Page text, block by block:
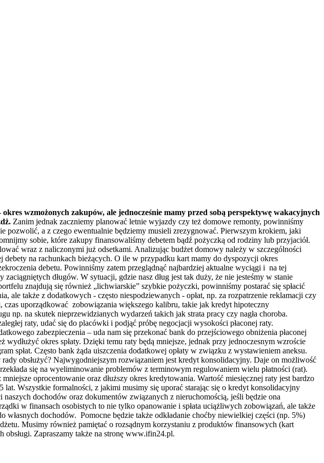
wzmożonych zakupów, ale jednocześnie mamy przed sobą perspektywę wakacyjnych
Zanim jednak zaczniemy planować letnie wyjazdy czy też domowe remonty, powinniśmy
a z czego ewentualnie będziemy musieli zrezygnować. Pierwszym krokiem, jaki
sobie, które zakupy finansowaliśmy debetem bądź pożyczką od rodziny lub przyjaciół.
wraz z naliczonymi już odsetkami. Analizując budżet domowy należy w szczególności
na rachunkach bieżących. O ile w przypadku kart mamy do dyspozycji okres
debetu. Powinniśmy zatem przeglądnąć najbardziej aktualne wyciągi i na tej
długów. W sytuacji, gdzie nasz dług jest tak duży, że nie jesteśmy w stanie
znajdują się również „lichwiarskie” szybkie pożyczki, powinniśmy postarać się spłacić
także z dodatkowych - często niespodziewanych - opłat, np. za rozpatrzenie reklamacji czy
uporządkować zobowiązania większego kalibru, takie jak kredyt hipoteczny
np. na skutek nieprzewidzianych wydarzeń takich jak strata pracy czy nagła choroba.
raty, udać się do placówki i podjąć próbę negocjacji wysokości płaconej raty.
zabezpieczenia – uda nam się przekonać bank do przejściowego obniżenia płaconej
okres spłaty. Dzięki temu raty będą mniejsze, jednak przy jednoczesnym wzroście
spłat. Często bank żąda uiszczenia dodatkowej opłaty w związku z wystawieniem aneksu.
obsłużyć? Najwygodniejszym rozwiązaniem jest kredyt konsolidacyjny. Daje on możliwość
się na wyeliminowanie problemów z terminowym regulowaniem wielu płatności (rat).
oprocentowanie oraz dłuższy okres kredytowania. Wartość miesięcznej raty jest bardzo
Wszystkie formalności, z jakimi musimy się uporać starając się o kredyt konsolidacyjny
dochodów oraz dokumentów związanych z nieruchomością, jeśli będzie ona
w finansach osobistych to nie tylko opanowanie i spłata uciążliwych zobowiązań, ale także
dochodów. Pomocne będzie także odkładanie choćby niewielkiej części (np. 5%)
Musimy również pamiętać o rozsądnym korzystaniu z produktów finansowych (kart
Zapraszamy także na stronę www.ifin24.pl.